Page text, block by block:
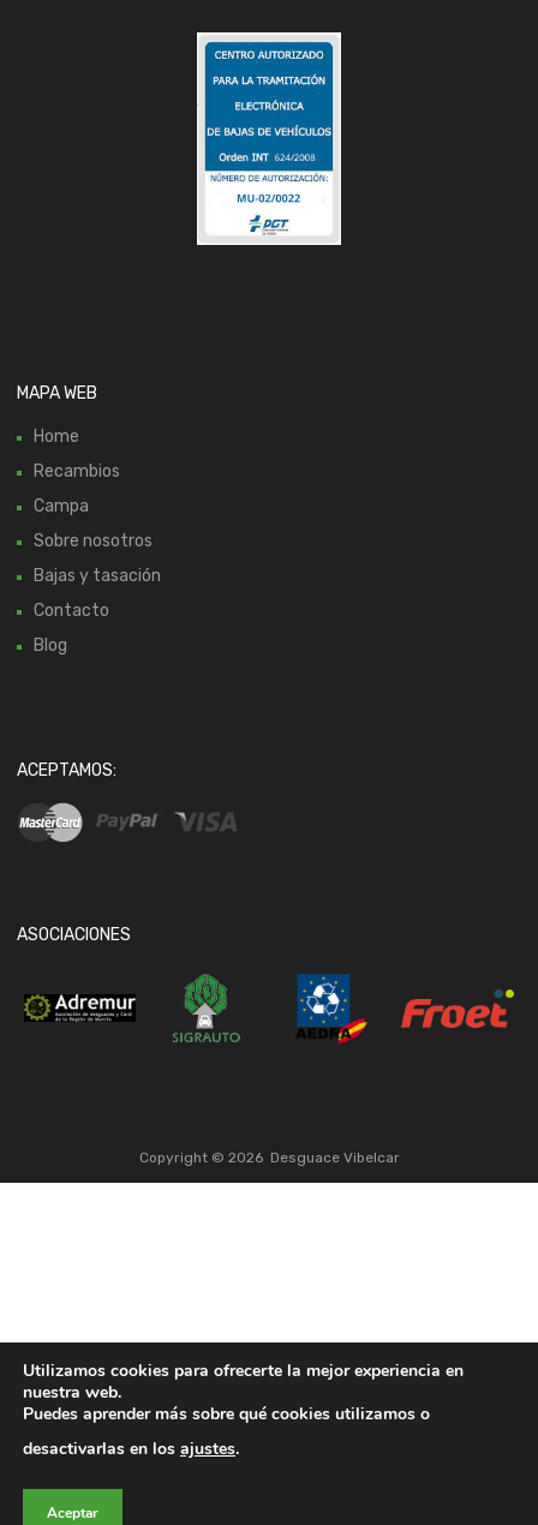
MAPA WEB
Home
Recambios
Campa
Sobre nosotros
Bajas y tasación
Contacto
Blog
ACEPTAMOS:
ASOCIACIONES
Copyright © 2026 Desguace Vibelcar
Utilizamos cookies para ofrecerte la mejor experiencia en
nuestra web.
Puedes aprender más sobre qué cookies utilizamos o
desactivarlas en los ajustes.
Aceptar